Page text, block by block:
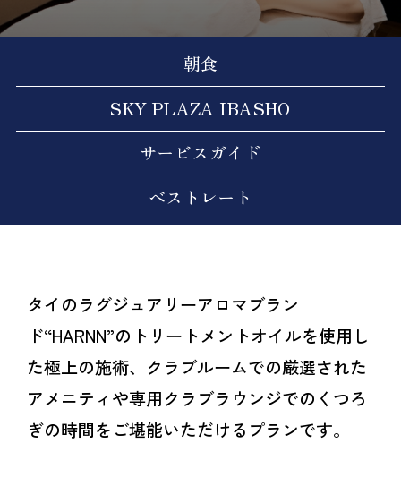
朝食
SKY PLAZA IBASHO
サービスガイド
ベストレート
タイのラグジュアリーアロマブラン
ド“HARNN”のトリートメントオイルを使用し
た極上の施術、 クラブルームでの厳選された
アメニティや専用クラブラウンジでのくつろ
ぎの時間をご堪能いただけるプランです。